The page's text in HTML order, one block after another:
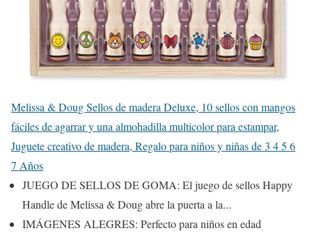
Melissa & Doug Sellos de madera Deluxe, 10 sellos con mangos
fáciles de agarrar y una almohadilla multicolor para estampar,
Juguete creativo de madera, Regalo para niños y niñas de 3 4 5 6
7 Años
JUEGO DE SELLOS DE GOMA: El juego de sellos Happy
Handle de Melissa & Doug abre la puerta a la...
IMÁGENES ALEGRES: Perfecto para niños en edad